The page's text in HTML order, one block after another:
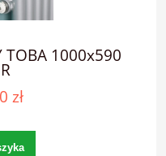
TOBA 1000x590
zł